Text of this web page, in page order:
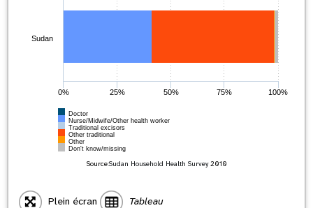
Doctor
Nurse/Midwife/Other health worker
Traditional excisors
Other traditional
Other
Don't know/missing
Sudan
0% 100%
25% 50% 75%
Source:Sudan Household Health Survey2010
Plein écran Tableau